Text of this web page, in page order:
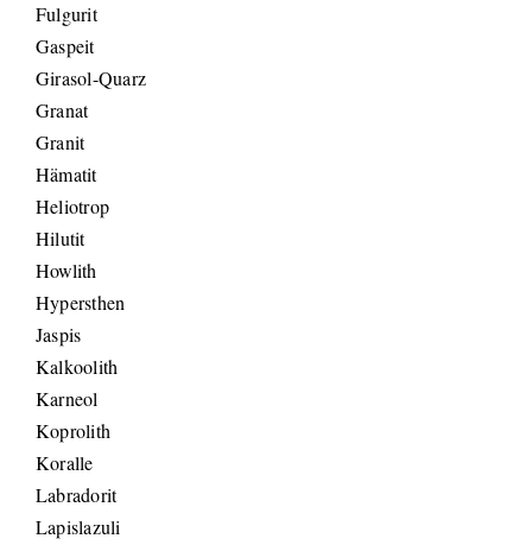
Fulgurit
Gaspeit
Girasol-Quarz
Granat
Granit
Hämatit
Heliotrop
Hilutit
Howlith
Hypersthen
Jaspis
Kalkoolith
Karneol
Koprolith
Koralle
Labradorit
Lapislazuli